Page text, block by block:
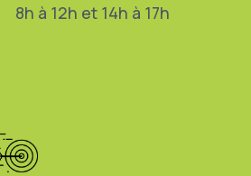
8h à 12h et 14h à 17h